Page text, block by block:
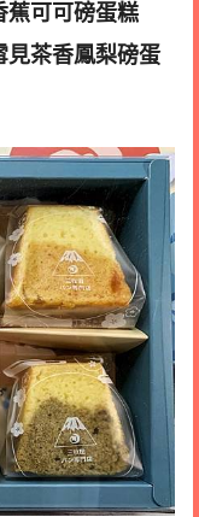
可可磅蛋糕
茶香鳳梨磅蛋